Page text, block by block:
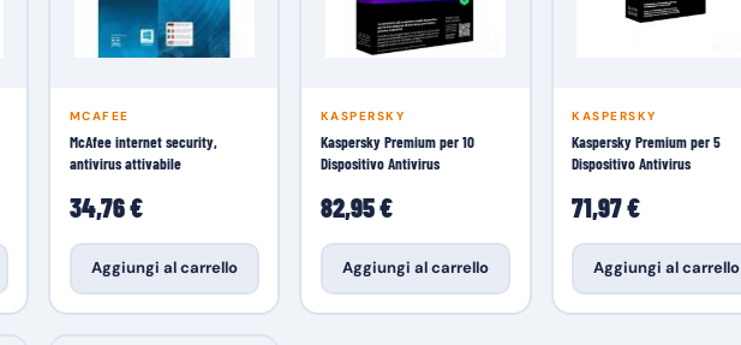
MCAFEE
McAfee internet security,
antivirus attivabile
34,76 €
Aggiungi al carrello
KASPERSKY
Kaspersky Premium per 10
Dispositivo Antivirus
82,95 €
Aggiungi al carrello
KASPERSKY
Kaspersky Premium per 5
Dispositivo Antivirus
71,97 €
Aggiungi al carrello